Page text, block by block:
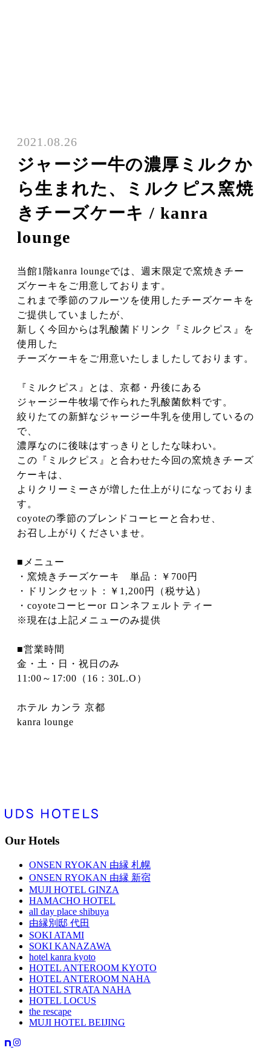
2021.08.26
ジャージー牛の濃厚ミルクか
ら生まれた、ミルクピス窯焼
きチーズケーキ / kanra
lounge
当館1階kanra loungeでは、週末限定で窯焼きチー
ズケーキをご用意しております。
これまで季節のフルーツを使用したチーズケーキを
ご提供していましたが、
新しく今回からは乳酸菌ドリンク『ミルクピス』を
使用した
チーズケーキをご用意いたしましたしております。
『ミルクピス』とは、京都・丹後にある
ジャージー牛牧場で作られた乳酸菌飲料です。
絞りたての新鮮なジャージー牛乳を使用しているの
で、
濃厚なのに後味はすっきりとしたな味わい。
この『ミルクピス』と合わせた今回の窯焼きチーズ
ケーキは、
よりクリーミーさが増した仕上がりになっておりま
す。
coyoteの季節のブレンドコーヒーと合わせ、
お召し上がりくださいませ。
■メニュー
・窯焼きチーズケーキ 単品：￥700円
・ドリンクセット：￥1,200円（税サ込）
・coyoteコーヒーor ロンネフェルトティー
※現在は上記メニューのみ提供
■営業時間
金・土・日・祝日のみ
11:00～17:00（16：30L.O）
ホテル カンラ 京都
kanra lounge
Our Hotels
ONSEN RYOKAN 由縁 札幌
ONSEN RYOKAN 由縁 新宿
MUJI HOTEL GINZA
HAMACHO HOTEL
all day place shibuya
由縁別邸 代田
SOKI ATAMI
SOKI KANAZAWA
hotel kanra kyoto
HOTEL ANTEROOM KYOTO
HOTEL ANTEROOM NAHA
HOTEL STRATA NAHA
HOTEL LOCUS
the rescape
MUJI HOTEL BEIJING